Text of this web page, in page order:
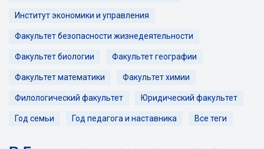
Институт экономики и управления
Факультет безопасности жизнедеятельности
Факультет биологии Факультет географии
Факультет математики Факультет химии
Филологический факультет Юридический факультет
Год семьи Год педагога и наставника Все теги